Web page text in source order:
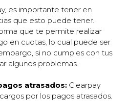
es importante tener en
que esto puede tener.
que te permite realizar
en cuotas, lo cual puede ser
si no cumples con tus
algunos problemas.
atrasados: Clearpay
por los pagos atrasados.